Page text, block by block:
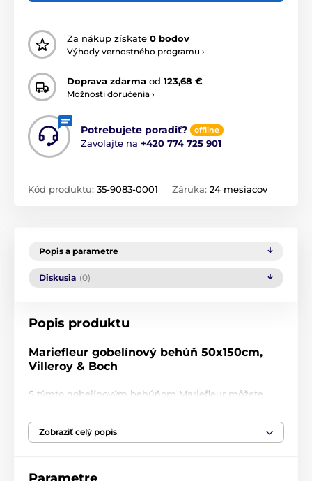
Za nákup získate 0 bodov
Výhody vernostného programu ›
Doprava zdarma od 123,68 €
Možnosti doručenia ›
Potrebujete poradiť? offline
Zavolajte na +420 774 725 901
Kód produktu: 35-9083-0001 Záruka: 24 mesiacov
Popis a parametre
Diskusia (0)
Popis produktu
Mariefleur gobelínový behúň 50x150cm,
Villeroy & Boch
S týmto gobelínovým behúňom Mariefleur môžete
látky, ktorú je možné ľahko vyprať a použiť ju tak pri
ďalšej príležitosti. V kombinácii s vašim stolom alebo
Zobraziť celý popis